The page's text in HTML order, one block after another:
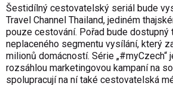
Šestidílný cestovatelský seriál bude
Travel Channel Thailand, jediném
pouze cestování. Pořad bude dostupný
neplaceného segmentu vysílání, který
milionů domácností. Série „#myCzech“
rozsáhlou marketingovou kampaní na
spolupracují na ní také cestovatelská